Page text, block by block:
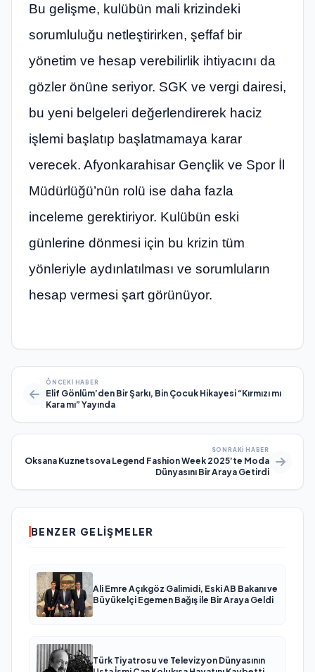
Bu gelişme, kulübün mali krizindeki
sorumluluğu netleştirirken, şeffaf bir
yönetim ve hesap verebilirlik ihtiyacını da
gözler önüne seriyor. SGK ve vergi dairesi,
bu yeni belgeleri değerlendirerek haciz
işlemi başlatıp başlatmamaya karar
verecek. Afyonkarahisar Gençlik ve Spor İl
Müdürlüğü’nün rolü ise daha fazla
inceleme gerektiriyor. Kulübün eski
günlerine dönmesi için bu krizin tüm
yönleriyle aydınlatılması ve sorumluların
hesap vermesi şart görünüyor.
ÖNCEKI HABER
Elif Gönlüm’den Bir Şarkı, Bin Çocuk Hikayesi “Kırmızı mı
Kara mı” Yayında
SONRAKI HABER
Oksana Kuznetsova Legend Fashion Week 2025’te Moda
Dünyasını Bir Araya Getirdi
BENZER GELIŞMELER
Ali Emre Açıkgöz Galimidi, Eski AB Bakanı ve
Büyükelçi Egemen Bağış ile Bir Araya Geldi
Türk Tiyatrosu ve Televizyon Dünyasının